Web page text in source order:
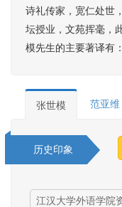
诗礼传家，宽仁处世
坛授业，文苑挥毫，
模先生的主要著译有
张世模 范亚维
历史印象
江汉大学外语学院